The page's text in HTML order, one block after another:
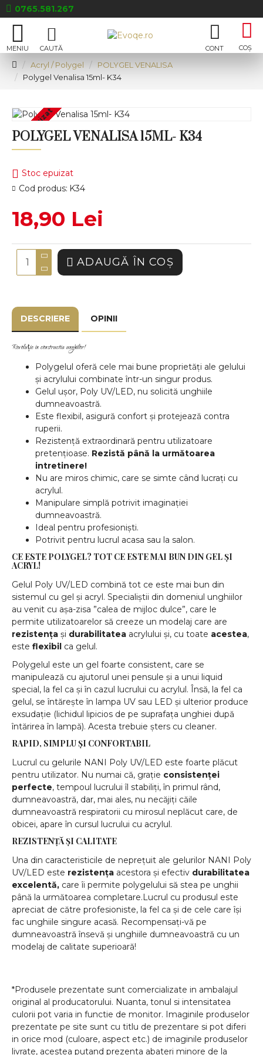
0765.581.267
Acryl / Polygel
POLYGEL VENALISA
Polygel Venalisa 15ml- K34
Stoc epuizat
POLYGEL VENALISA 15ML- K34
Stoc epuizat
Cod produs: K34
18,90 Lei
ADAUGĂ ÎN COŞ
DESCRIERE OPINII
Revoluție în constructia unghiilor!
Polygelul oferă cele mai bune proprietăți ale gelului
și acrylului combinate într-un singur produs.
Gelul ușor, Poly UV/LED, nu solicită unghiile
dumneavoastră.
Este flexibil, asigură confort și protejează contra
ruperii.
Rezistență extraordinară pentru utilizatoare
pretențioase. Rezistă până la următoarea
intretinere!
Nu are miros chimic, care se simte când lucrați cu
acrylul.
Manipulare simplă potrivit imaginației
dumneavoastră.
Ideal pentru profesioniști.
Potrivit pentru lucrul acasa sau la salon.
CE ESTE POLYGEL? TOT CE ESTE MAI BUN DIN GEL ȘI
ACRYL!
Gelul Poly UV/LED combină tot ce este mai bun din
sistemul cu gel și acryl. Specialiștii din domeniul unghiilor
au venit cu așa-zisa ”calea de mijloc dulce”, care le
permite utilizatoarelor să creeze un modelaj care are
rezistența și durabilitatea acrylului și, cu toate acestea,
este flexibil ca gelul.
Polygelul este un gel foarte consistent, care se
manipulează cu ajutorul unei pensule și a unui liquid
special, la fel ca și în cazul lucrului cu acrylul. Însă, la fel ca
gelul, se întărește în lampa UV sau LED și ulterior produce
exsudație (lichidul lipicios de pe suprafața unghiei după
întărirea în lampă). Acesta trebuie șters cu cleaner.
RAPID, SIMPLU ȘI CONFORTABIL
Lucrul cu gelurile NANI Poly UV/LED este foarte plăcut
pentru utilizator. Nu numai că, grație consistenței
perfecte, tempoul lucrului îl stabiliți, în primul rând,
dumneavoastră, dar, mai ales, nu necăjiți căile
dumneavoastră respiratorii cu mirosul neplăcut care, de
obicei, apare în cursul lucrului cu acrylul.
REZISTENȚĂ ȘI CALITATE
Una din caracteristicile de neprețuit ale gelurilor NANI Poly
UV/LED este rezistența acestora și efectiv durabilitatea
excelentă, care îi permite polygelului să stea pe unghii
până la următoarea completare.Lucrul cu produsul este
apreciat de către profesioniste, la fel ca și de cele care își
fac unghiile singure acasă. Recompensați-vă pe
dumneavoastră însevă și unghiile dumneavoastră cu un
modelaj de calitate superioară!
*Produsele prezentate sunt comercializate in ambalajul
original al producatorului. Nuanta, tonul si intensitatea
culorii pot varia in functie de monitor. Imaginile produselor
prezentate pe site sunt cu titlu de prezentare si pot diferi
in orice mod (culoare, aspect etc.) de imaginile produselor
livrate, acestea putand prezenta abateri minore de la